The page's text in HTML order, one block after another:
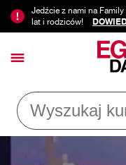
Jedźcie z nami na
lat i rodziców!